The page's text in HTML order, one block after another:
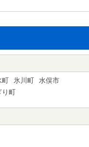
町 氷川町
水俣市
り町